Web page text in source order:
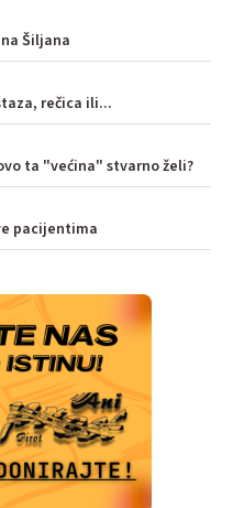
Šiljana
rečica ili...
ta "većina" stvarno želi?
pacijentima